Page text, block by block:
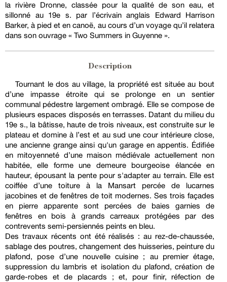
la rivière Dronne, classée pour la qualité de son eau, et
sillonné au 19e s. par l’écrivain anglais Edward Harrison
Barker, à pied et en canoë, au cours d’un voyage qu’il relatera
dans son ouvrage « Two Summers in Guyenne ».
Description
Tournant le dos au village, la propriété est située au bout
d’une impasse étroite qui se prolonge en un sentier
communal pédestre largement ombragé. Elle se compose de
plusieurs espaces disposés en terrasses. Datant du milieu du
19e s., la bâtisse, haute de trois niveaux, est construite sur le
plateau et domine à l’est et au sud une cour intérieure close,
une ancienne grange ainsi qu'un garage en appentis. Édifiée
en mitoyenneté d’une maison médiévale actuellement non
habitée, elle forme une demeure bourgeoise élancée en
hauteur, épousant la pente pour s'adapter au terrain. Elle est
coiffée d’une toiture à la Mansart percée de lucarnes
jacobines et de fenêtres de toit modernes. Ses trois façades
en pierre apparente sont percées de baies garnies de
fenêtres en bois à grands carreaux protégées par des
contrevents semi-persiennés peints en bleu.
Des travaux récents ont été réalisés : au rez-de-chaussée,
sablage des poutres, changement des huisseries, peinture du
plafond, pose d’une nouvelle cuisine ; au premier étage,
suppression du lambris et isolation du plafond, création de
garde-robes et de placards ; et, pour finir, réfection de